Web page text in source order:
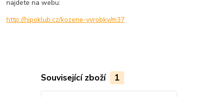
najdete na webu:
http://hipoklub.cz/kozene-vyrobky/m37
Související zboží 1